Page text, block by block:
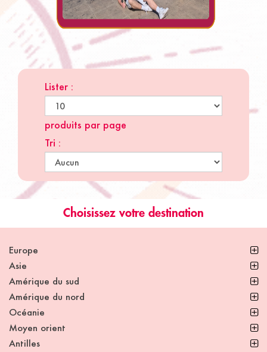
Lister :
produits par page
Tri :
Choisissez votre destination
Europe
Asie
Amérique du sud
Amérique du nord
Océanie
Moyen orient
Antilles